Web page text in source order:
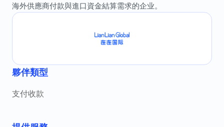
海外供應商付款與進口資金結算需求的企业。
夥伴類型
支付收款